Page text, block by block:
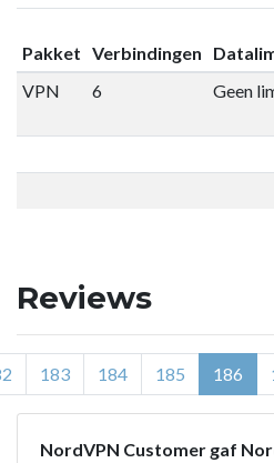
Pakket Verbindingen
VPN
6 Geen
Reviews
183 184 185 186
NordVPN Customer gaf